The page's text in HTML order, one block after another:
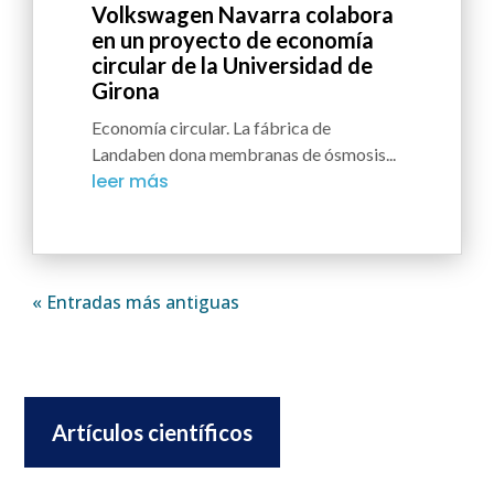
Volkswagen Navarra colabora
en un proyecto de economía
circular de la Universidad de
Girona
Economía circular. La fábrica de
Landaben dona membranas de ósmosis...
leer más
« Entradas más antiguas
Artículos científicos